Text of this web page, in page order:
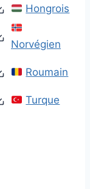
Hongrois
Norvégien
Roumain
Turque